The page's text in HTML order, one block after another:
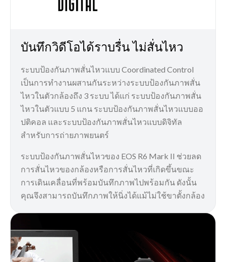
บันทึกวิดีโอได้ราบรื่น ไม่สั่นไหว
ระบบป้องกันภาพสั่นไหวแบบ Coordinated Control
เป็นการทำงานผสานกันระหว่างระบบป้องกันภาพสั่น
ไหวในตัวกล้องถึง 3 ระบบ ได้แก่ ระบบป้องกันภาพสั่น
ไหวในตัวแบบ 5 แกน ระบบป้องกันภาพสั่นไหวแบบออ
ปติคอล และระบบป้องกันภาพสั่นไหวแบบดิจิทัล
สำหรับการถ่ายภาพยนตร์
ระบบป้องกันภาพสั่นไหวของ EOS R6 Mark II ช่วยลด
การสั่นไหวของกล้องหรือการสั่นไหวที่เกิดขึ้นขณะ
การเดินเคลื่อนที่พร้อมบันทึกภาพไปพร้อมกัน ดังนั้น
คุณจึงสามารถบันทึกภาพให้นิ่งได้แม้ไม่ใช้ขาตั้งกล้อง